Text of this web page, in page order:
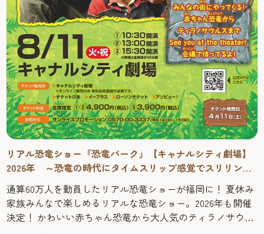
リアル恐竜ショー『恐竜パーク』【キャナルシティ劇場】
2026年 ～恐竜の時代にタイムスリップ感覚でスリリング
に学べる！
通算60万人を動員したリアル恐竜ショーが福岡に！ 夏休み
家族みんなで楽しめるリアルな恐竜ショー。2026年も開催
決定！ かわいい赤ちゃん恐竜から大人気のティラノサウル
スまで登場する、オーストラリアからやってきたリアル恐